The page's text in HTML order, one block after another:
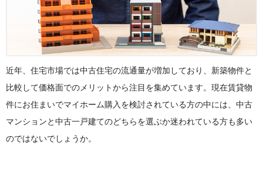
近年、住宅市場では中古住宅の流通量が増加しており、新築物件と
比較して価格面でのメリットから注目を集めています。現在賃貸物
件にお住まいでマイホーム購入を検討されている方の中には、中古
マンションと中古一戸建てのどちらを選ぶか迷われている方も多い
のではないでしょうか。